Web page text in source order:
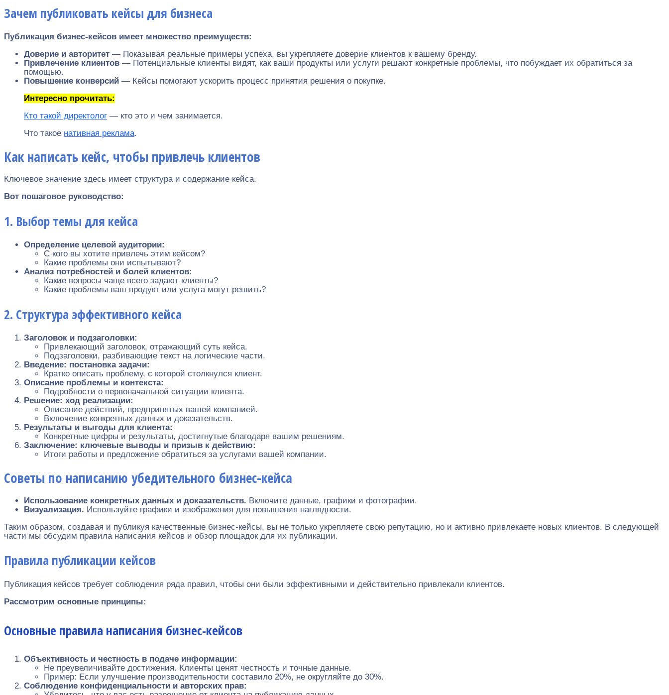
Зачем публиковать кейсы для бизнеса
Публикация бизнес-кейсов имеет множество преимуществ:
Доверие и авторитет — Показывая реальные примеры успеха, вы укрепляете доверие клиентов к вашему бренду.
Привлечение клиентов — Потенциальные клиенты видят, как ваши продукты или услуги решают конкретные проблемы, что побуждает их обратиться за
помощью.
Повышение конверсий — Кейсы помогают ускорить процесс принятия решения о покупке.
Интересно прочитать:
Кто такой директолог — кто это и чем занимается.
Что такое нативная реклама.
Как написать кейс, чтобы привлечь клиентов
Ключевое значение здесь имеет структура и содержание кейса.
Вот пошаговое руководство:
1. Выбор темы для кейса
Определение целевой аудитории:
С кого вы хотите привлечь этим кейсом?
Какие проблемы они испытывают?
Анализ потребностей и болей клиентов:
Какие вопросы чаще всего задают клиенты?
Какие проблемы ваш продукт или услуга могут решить?
2. Структура эффективного кейса
Заголовок и подзаголовки:
Привлекающий заголовок, отражающий суть кейса.
Подзаголовки, разбивающие текст на логические части.
Введение: постановка задачи:
Кратко описать проблему, с которой столкнулся клиент.
Описание проблемы и контекста:
Подробности о первоначальной ситуации клиента.
Решение: ход реализации:
Описание действий, предпринятых вашей компанией.
Включение конкретных данных и доказательств.
Результаты и выгоды для клиента:
Конкретные цифры и результаты, достигнутые благодаря вашим решениям.
Заключение: ключевые выводы и призыв к действию:
Итоги работы и предложение обратиться за услугами вашей компании.
Советы по написанию убедительного бизнес-кейса
Использование конкретных данных и доказательств. Включите данные, графики и фотографии.
Визуализация. Используйте графики и изображения для повышения наглядности.
Таким образом, создавая и публикуя качественные бизнес-кейсы, вы не только укрепляете свою репутацию, но и активно привлекаете новых клиентов. В следующей
части мы обсудим правила написания кейсов и обзор площадок для их публикации.
Правила публикации кейсов
Публикация кейсов требует соблюдения ряда правил, чтобы они были эффективными и действительно привлекали клиентов.
Рассмотрим основные принципы:
Основные правила написания бизнес-кейсов
Объективность и честность в подаче информации:
Не преувеличивайте достижения. Клиенты ценят честность и точные данные.
Пример: Если улучшение производительности составило 20%, не округляйте до 30%.
Соблюдение конфиденциальности и авторских прав: